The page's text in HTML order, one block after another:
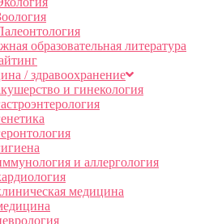
образовательная литература
/ здравоохранение
и гинекология
и аллергология
медицина